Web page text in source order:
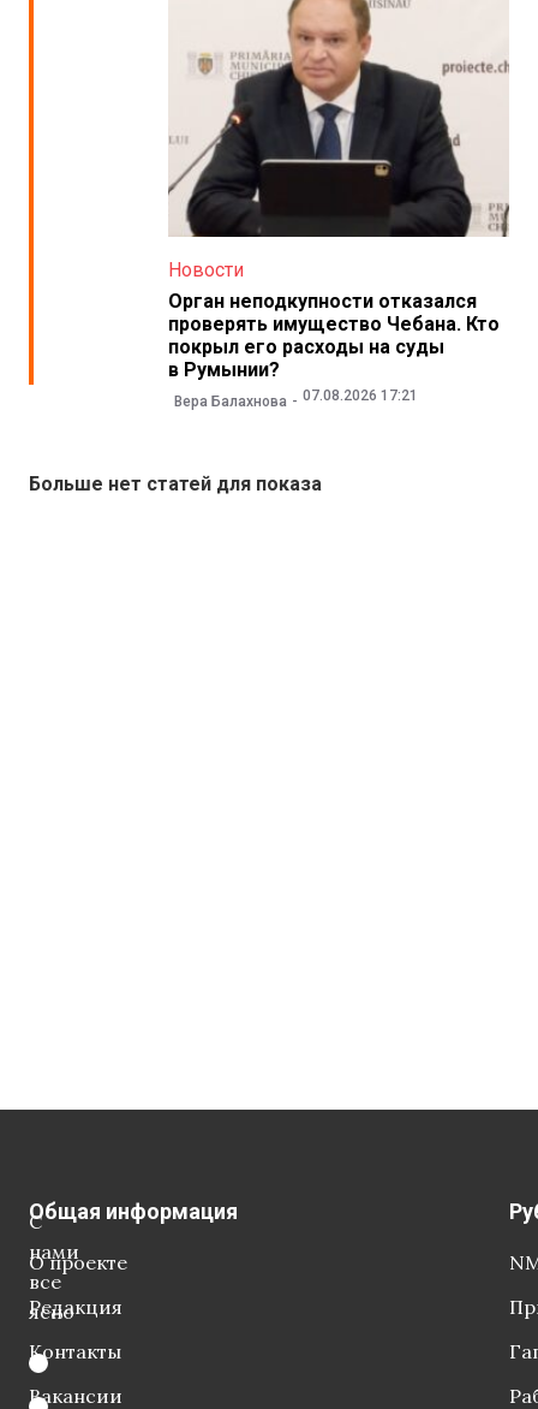
Новости
Орган неподкупности отказался
проверять имущество Чебана. Кто
покрыл его расходы на суды
в Румынии?
Вера Балахнова 07.08.2026 17:21
Больше нет статей для показа
С
нами
все
ясно
Общая информация
О проекте
Редакция
Контакты
Вакансии